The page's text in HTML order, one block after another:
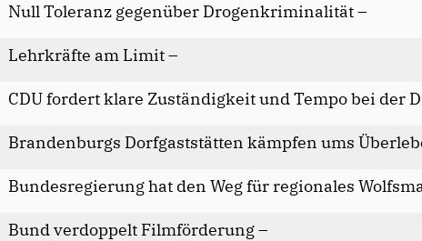
Null Toleranz gegenüber Drogenkriminalität –
Lehrkräfte am Limit –
CDU fordert klare Zuständigkeit und Tempo bei der
Brandenburgs Dorfgaststätten kämpfen ums
Bundesregierung hat den Weg für regionales
Bund verdoppelt Filmförderung –